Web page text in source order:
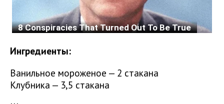
Ингредиенты:
Ванильное мороженое — 2 стакана
Клубника — 3,5 стакана